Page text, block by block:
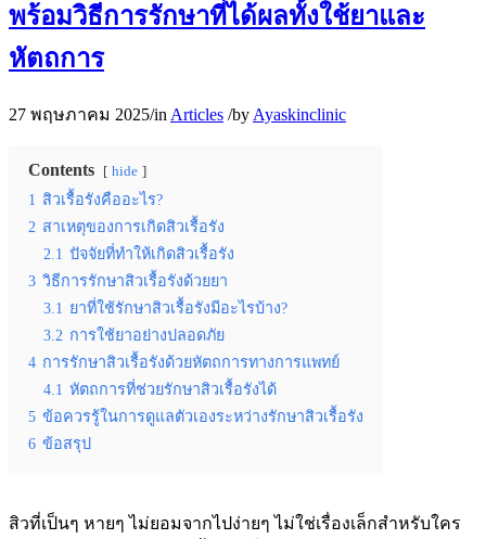
พร้อมวิธีการรักษาที่ได้ผลทั้งใช้ยาและ
หัตถการ
27 พฤษภาคม 2025/in Articles /by Ayaskinclinic
Contents hide
1 สิวเรื้อรังคืออะไร?
2 สาเหตุของการเกิดสิวเรื้อรัง
2.1 ปัจจัยที่ทำให้เกิดสิวเรื้อรัง
3 วิธีการรักษาสิวเรื้อรังด้วยยา
3.1 ยาที่ใช้รักษาสิวเรื้อรังมีอะไรบ้าง?
3.2 การใช้ยาอย่างปลอดภัย
4 การรักษาสิวเรื้อรังด้วยหัตถการทางการแพทย์
4.1 หัตถการที่ช่วยรักษาสิวเรื้อรังได้
5 ข้อควรรู้ในการดูแลตัวเองระหว่างรักษาสิวเรื้อรัง
6 ข้อสรุป
สิวที่เป็นๆ หายๆ ไม่ยอมจากไปง่ายๆ ไม่ใช่เรื่องเล็กสำหรับใคร